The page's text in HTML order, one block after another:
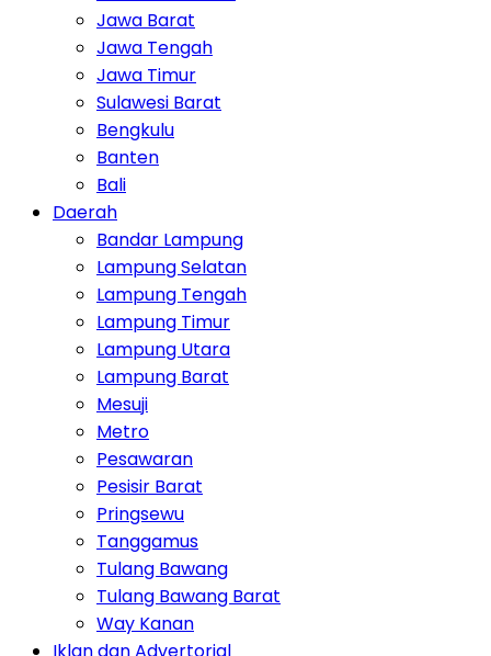
Jawa Barat
Jawa Tengah
Jawa Timur
Sulawesi Barat
Bengkulu
Banten
Bali
Daerah
Bandar Lampung
Lampung Selatan
Lampung Tengah
Lampung Timur
Lampung Utara
Lampung Barat
Mesuji
Metro
Pesawaran
Pesisir Barat
Pringsewu
Tanggamus
Tulang Bawang
Tulang Bawang Barat
Way Kanan
Iklan dan Advertorial